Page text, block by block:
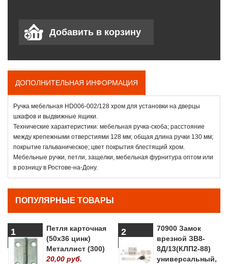
ДОПОЛНИТЕЛЬНАЯ ИНФОРМАЦИЯ
Ручка мебельная НD006-002/128 хром для установки на дверцы
шкафов и выдвижные ящики.
Технические характеристики: мебельная ручка-скоба; расстояние
между крепежными отверстиями 128 мм; общая длина ручки 130 мм;
покрытие гальваническое; цвет покрытия блестящий хром.
Мебельные ручки, петли, защелки, мебельная фурнитура оптом или
в розницу в Ростове-на-Дону.
ПОПУЛЯРНЫЕ ТОВАРЫ
1
Петля карточная
(50х36 цинк)
Металлист (300)
20,00 руб.
2
70900 Замок
врезной ЗВ8-
8Д/13(КЛП2-88)
универсальный,